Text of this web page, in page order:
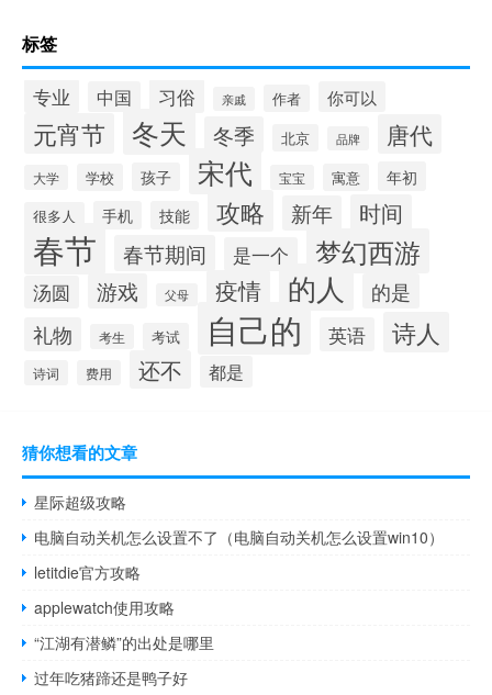
标签
专业 中国 习俗 亲戚 作者 你可以
元宵节 冬天 冬季 北京 品牌 唐代
大学 学校 孩子 宋代 宝宝 寓意 年初
很多人 手机 技能 攻略 新年 时间
春节 春节期间 是一个 梦幻西游
汤圆 游戏 父母 疫情 的人 的是
礼物 考生 考试 自己的 英语 诗人
诗词 费用 还不 都是
猜你想看的文章
星际超级攻略
电脑自动关机怎么设置不了（电脑自动关机怎么设置win10）
letitdie官方攻略
applewatch使用攻略
“江湖有潜鳞”的出处是哪里
过年吃猪蹄还是鸭子好